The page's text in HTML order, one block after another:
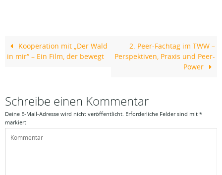
Kooperation mit „Der Wald
in mir“ – Ein Film, der bewegt
2. Peer-Fachtag im TWW –
Perspektiven, Praxis und Peer-
Power
Schreibe einen Kommentar
Deine E-Mail-Adresse wird nicht veröffentlicht. Erforderliche Felder sind mit *
markiert